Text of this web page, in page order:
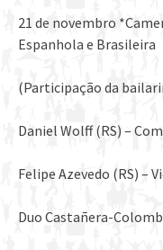
21 de novembro
Espanhola e Brasileira
(Participação da
Daniel Wolff (RS) –
Felipe Azevedo (RS) –
Duo Castañera-